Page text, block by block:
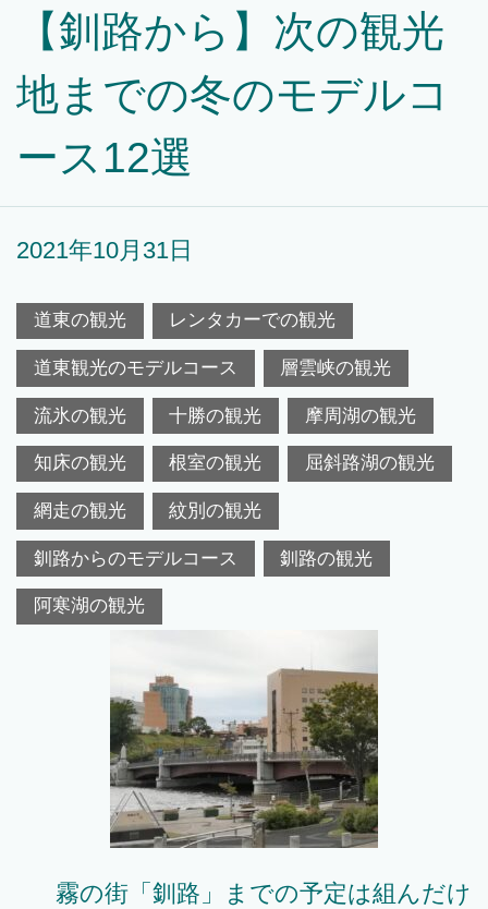
【釧路から】次の観光
地までの冬のモデルコ
ース12選
2021年10月31日
道東の観光 レンタカーでの観光
道東観光のモデルコース 層雲峡の観光
流氷の観光 十勝の観光 摩周湖の観光
知床の観光 根室の観光 屈斜路湖の観光
網走の観光 紋別の観光
釧路からのモデルコース 釧路の観光
阿寒湖の観光
霧の街「釧路」までの予定は組んだけ